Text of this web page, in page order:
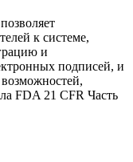
к системе,
и
подписей, и
FDA 21 CFR Часть